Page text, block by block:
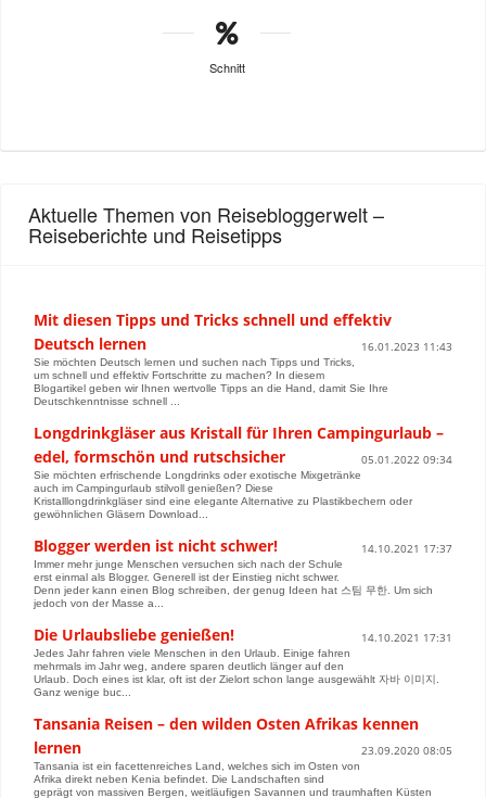
Schnitt
Aktuelle Themen von Reisebloggerwelt –
Reiseberichte und Reisetipps
Mit diesen Tipps und Tricks schnell und effektiv
Deutsch lernen
16.01.2023 11:43
Sie möchten Deutsch lernen und suchen nach Tipps und Tricks,
um schnell und effektiv Fortschritte zu machen? In diesem
Blogartikel geben wir Ihnen wertvolle Tipps an die Hand, damit Sie Ihre
Deutschkenntnisse schnell ...
Longdrinkgläser aus Kristall für Ihren Campingurlaub –
edel, formschön und rutschsicher
05.01.2022 09:34
Sie möchten erfrischende Longdrinks oder exotische Mixgetränke
auch im Campingurlaub stilvoll genießen? Diese
Kristalllongdrinkgläser sind eine elegante Alternative zu Plastikbechern oder
gewöhnlichen Gläsern Download...
Blogger werden ist nicht schwer! 14.10.2021 17:37
Immer mehr junge Menschen versuchen sich nach der Schule
erst einmal als Blogger. Generell ist der Einstieg nicht schwer.
Denn jeder kann einen Blog schreiben, der genug Ideen hat 스팀 무한. Um sich
jedoch von der Masse a...
Die Urlaubsliebe genießen! 14.10.2021 17:31
Jedes Jahr fahren viele Menschen in den Urlaub. Einige fahren
mehrmals im Jahr weg, andere sparen deutlich länger auf den
Urlaub. Doch eines ist klar, oft ist der Zielort schon lange ausgewählt 자바 이미지.
Ganz wenige buc...
Tansania Reisen – den wilden Osten Afrikas kennen
lernen
23.09.2020 08:05
Tansania ist ein facettenreiches Land, welches sich im Osten von
Afrika direkt neben Kenia befindet. Die Landschaften sind
geprägt von massiven Bergen, weitläufigen Savannen und traumhaften Küsten